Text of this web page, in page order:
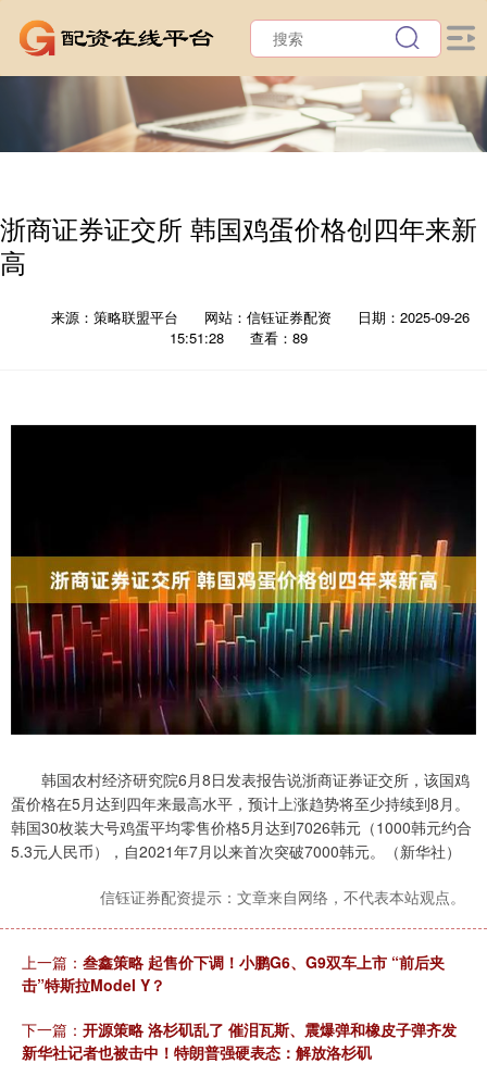
浙商证券证交所 韩国鸡蛋价格创四年来新
高
来源：策略联盟平台 网站：信钰证券配资
日期：2025-09-26
15:51:28
查看：89
韩国农村经济研究院6月8日发表报告说浙商证券证交所，该国鸡
蛋价格在5月达到四年来最高水平，预计上涨趋势将至少持续到8月。
韩国30枚装大号鸡蛋平均零售价格5月达到7026韩元（1000韩元约合
5.3元人民币），自2021年7月以来首次突破7000韩元。（新华社）
信钰证券配资提示：文章来自网络，不代表本站观点。
上一篇： 叁鑫策略 起售价下调！小鹏G6、G9双车上市 “前后夹
击”特斯拉Model Y？
下一篇： 开源策略 洛杉矶乱了 催泪瓦斯、震爆弹和橡皮子弹齐发
新华社记者也被击中！特朗普强硬表态：解放洛杉矶